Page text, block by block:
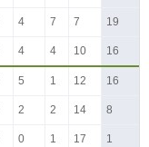
4 7 7 19
4 4 10 16
5 1 12 16
2 2 14 8
0 1 17 1